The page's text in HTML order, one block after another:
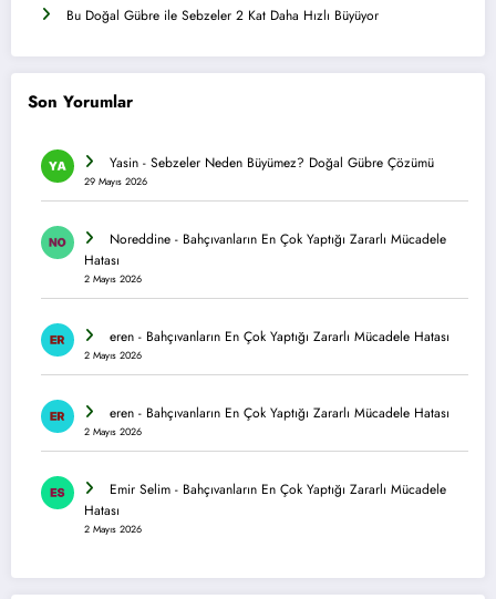
Bu Doğal Gübre ile Sebzeler 2 Kat Daha Hızlı Büyüyor
Son Yorumlar
Yasin - Sebzeler Neden Büyümez? Doğal Gübre Çözümü
29 Mayıs 2026
Noreddine - Bahçıvanların En Çok Yaptığı Zararlı Mücadele
Hatası
2 Mayıs 2026
eren - Bahçıvanların En Çok Yaptığı Zararlı Mücadele Hatası
2 Mayıs 2026
eren - Bahçıvanların En Çok Yaptığı Zararlı Mücadele Hatası
2 Mayıs 2026
Emir Selim - Bahçıvanların En Çok Yaptığı Zararlı Mücadele
Hatası
2 Mayıs 2026